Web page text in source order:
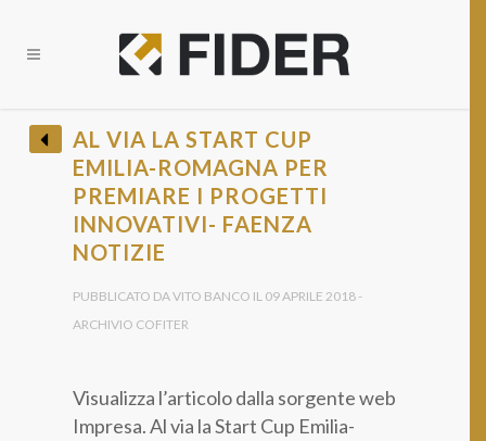
AL VIA LA START CUP
EMILIA-ROMAGNA PER
PREMIARE I PROGETTI
INNOVATIVI- FAENZA
NOTIZIE
PUBBLICATO DA VITO BANCO IL 09 APRILE 2018 -
ARCHIVIO COFITER
Visualizza l’articolo dalla sorgente web
Impresa. Al via la Start Cup Emilia-
BANDI E OPPORTUNITÀ FINANZIARIE?
• Ricevi tutti gli Aggiornamenti •
Provincia *